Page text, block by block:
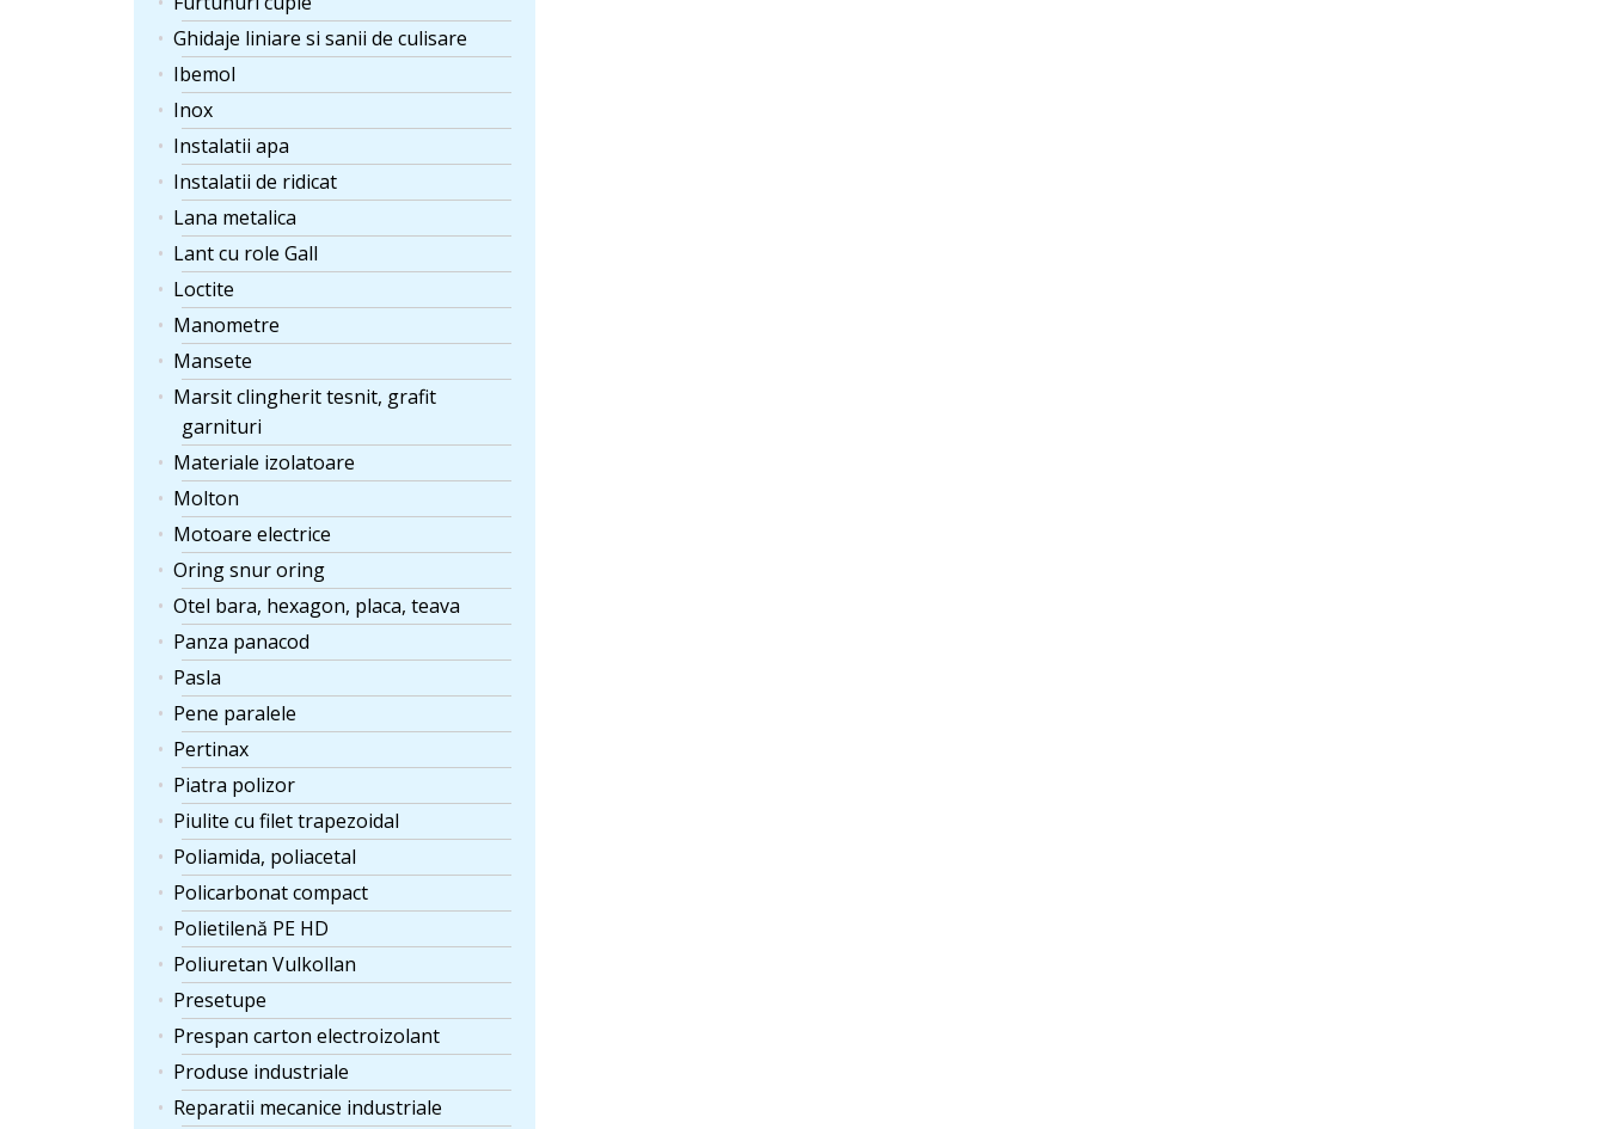
Ghidaje liniare si sanii de culisare
Ibemol
Inox
Instalatii apa
Instalatii de ridicat
Lana metalica
Lant cu role Gall
Loctite
Manometre
Mansete
Marsit clingherit tesnit, grafit
garnituri
Materiale izolatoare
Molton
Motoare electrice
Oring snur oring
Otel bara, hexagon, placa, teava
Panza panacod
Pasla
Pene paralele
Pertinax
Piatra polizor
Piulite cu filet trapezoidal
Poliamida, poliacetal
Policarbonat compact
Polietilenă PE HD
Poliuretan Vulkollan
Presetupe
Prespan carton electroizolant
Produse industriale
Reparatii mecanice industriale